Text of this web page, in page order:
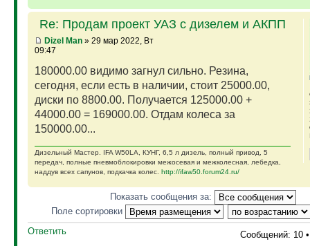
Re: Продам проект УАЗ с дизелем и АКПП
Dizel Man» 29 мар 2022, Вт
09:47
180000.00 видимо загнул сильно. Резина,
сегодня, если есть в наличии, стоит 25000.00,
диски по 8800.00. Получается 125000.00 +
44000.00 = 169000.00. Отдам колеса за
150000.00...
Дизельный Мастер. IFA W50LA, КУНГ, 6,5 л дизель, полный привод, 5
передач, полные пневмоблокировки межосевая и межколесная, лебедка,
наддув всех сапунов, подкачка колес. http://ifaw50.forum24.ru/
Показать сообщения за:
Поле сортировки
Ответить
Сообщений: 10